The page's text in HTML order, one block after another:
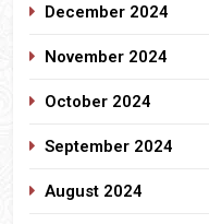
December 2024
November 2024
October 2024
September 2024
August 2024